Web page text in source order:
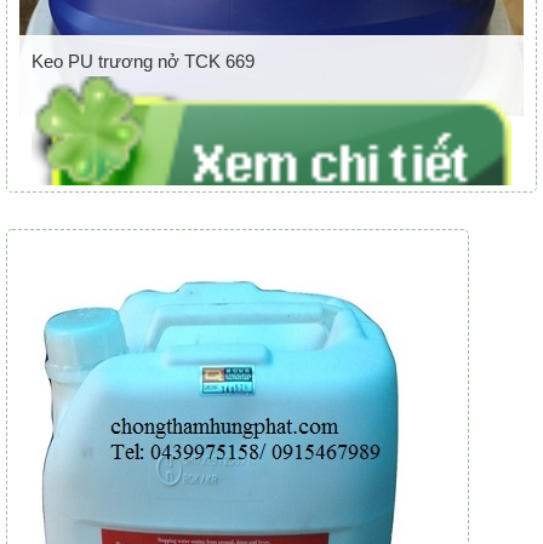
Keo PU trương nở TCK 669